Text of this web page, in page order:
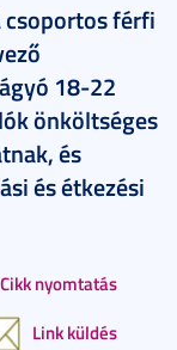
csoportos férfi
18-22
önköltséges
és
és étkezési
Cikk nyomtatás
Link küldés